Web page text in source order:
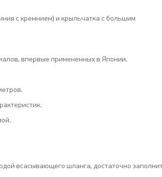
с кремнием) и крыльчатка с большим
впервые примененных в Японии.
всасывающего шланга, достаточно